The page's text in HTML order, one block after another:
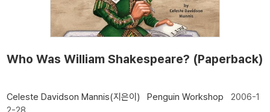
Who Was William Shakespeare? (Paperback)
Celeste Davidson Mannis(지은이) Penguin Workshop 2006-1